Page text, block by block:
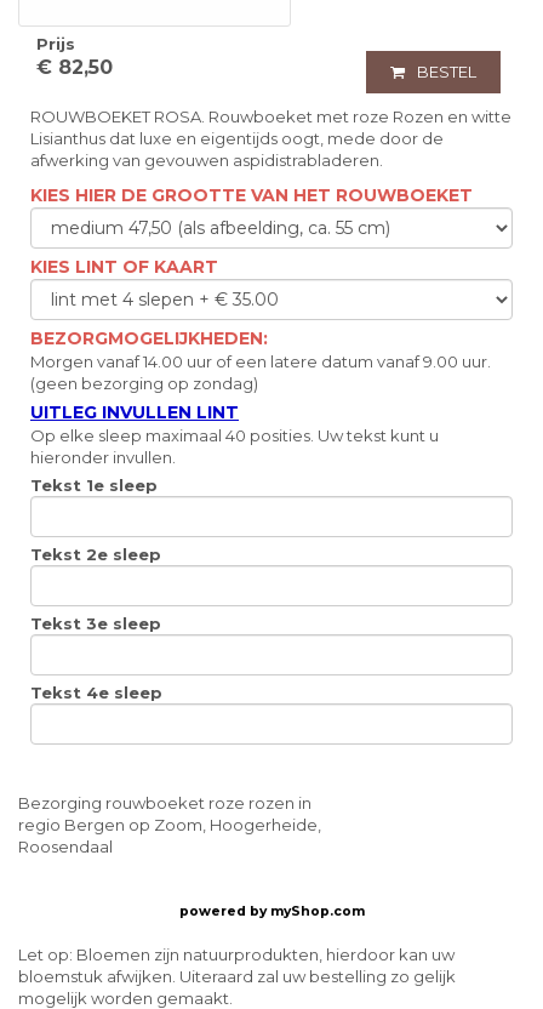
Prijs
€ 82,50 BESTEL
ROUWBOEKET ROSA. Rouwboeket met roze Rozen en witte
Lisianthus dat luxe en eigentijds oogt, mede door de
afwerking van gevouwen aspidistrabladeren.
KIES HIER DE GROOTTE VAN HET ROUWBOEKET
KIES LINT OF KAART
BEZORGMOGELIJKHEDEN:
Morgen vanaf 14.00 uur of een latere datum vanaf 9.00 uur.
(geen bezorging op zondag)
UITLEG INVULLEN LINT
Op elke sleep maximaal 40 posities. Uw tekst kunt u
hieronder invullen.
Tekst 1e sleep
Tekst 2e sleep
Tekst 3e sleep
Tekst 4e sleep
Bezorging rouwboeket roze rozen in
regio Bergen op Zoom, Hoogerheide,
Roosendaal
powered by myShop.com
Let op: Bloemen zijn natuurprodukten, hierdoor kan uw
bloemstuk afwijken. Uiteraard zal uw bestelling zo gelijk
mogelijk worden gemaakt.